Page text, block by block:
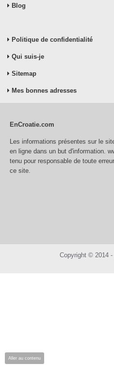
Aller au contenu
Blog
Politique de confidentialité
Qui suis-je
Sitemap
Mes bonnes adresses
EnCroatie.com
Les informations présentes sur le
en ligne dans un but d'information.
tenu pour responsable de toute
ce site.
Copyright © 2014 -